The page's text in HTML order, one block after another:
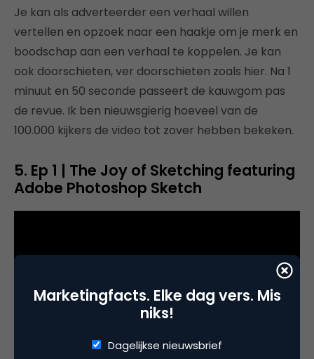
Je kan als adverteerder een verhaal willen
vertellen en opzoek naar een haakje om je merk en
boodschap aan een verhaal te koppelen. Je kan
ook doorschieten, ver doorschieten zoals hier. Na 1
minuut en 50 seconde passeert de kauwgom pas
de revue. Ik ben nieuwsgierig hoeveel van de
100.000 kijkers de video tot zover hebben bekeken.
5. Ep 1 | The Joy of Sketching featuring
Adobe Photoshop Sketch
Marketingfacts. Elke dag vers. Mis
niks!
Dagelijkse nieuwsbrief